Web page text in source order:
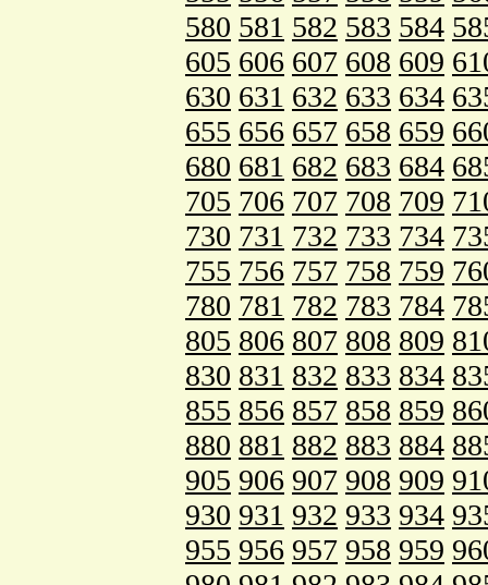
580 581 582 583 584
605 606 607 608 609
630 631 632 633 634
655 656 657 658 659
680 681 682 683 684
705 706 707 708 709
730 731 732 733 734
755 756 757 758 759
780 781 782 783 784
805 806 807 808 809
830 831 832 833 834
855 856 857 858 859
880 881 882 883 884
905 906 907 908 909
930 931 932 933 934
955 956 957 958 959